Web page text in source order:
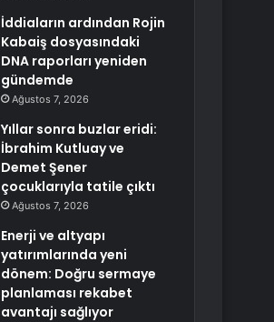
İddiaların ardından Rojin
Kabaiş dosyasındaki
DNA raporları yeniden
gündemde
Ağustos 7, 2026
Yıllar sonra buzlar eridi:
İbrahim Kutluay ve
Demet Şener
çocuklarıyla tatile çıktı
Ağustos 7, 2026
Enerji ve altyapı
yatırımlarında yeni
dönem: Doğru sermaye
planlaması rekabet
avantajı sağlıyor